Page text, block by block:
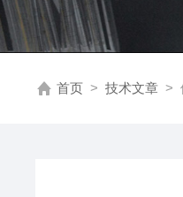
首页 > 技术文章 >